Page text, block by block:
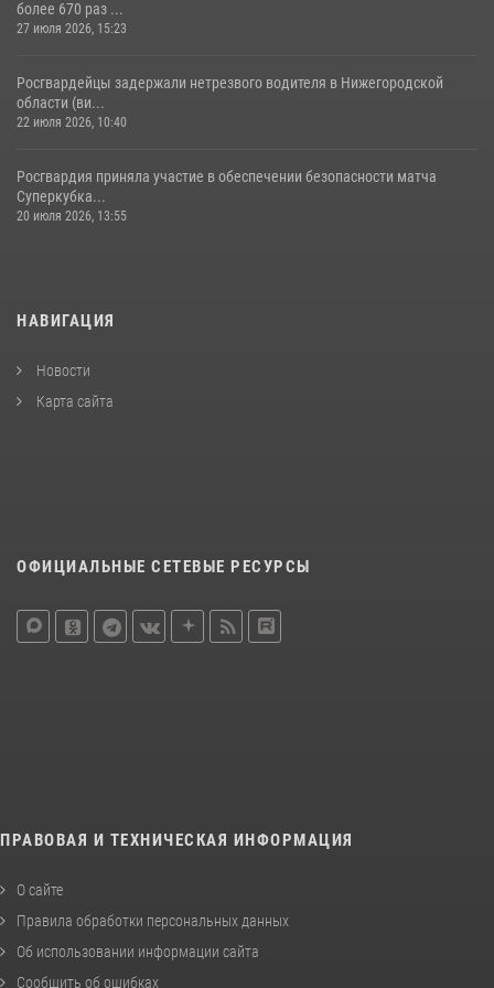
более 670 раз ...
27 июля 2026, 15:23
Росгвардейцы задержали нетрезвого водителя в Нижегородской
области (ви...
22 июля 2026, 10:40
Росгвардия приняла участие в обеспечении безопасности матча
Суперкубка...
20 июля 2026, 13:55
НАВИГАЦИЯ
Новости
Карта сайта
ОФИЦИАЛЬНЫЕ СЕТЕВЫЕ РЕСУРСЫ
ПРАВОВАЯ И ТЕХНИЧЕСКАЯ ИНФОРМАЦИЯ
О сайте
Правила обработки персональных данных
Об использовании информации сайта
Сообщить об ошибках